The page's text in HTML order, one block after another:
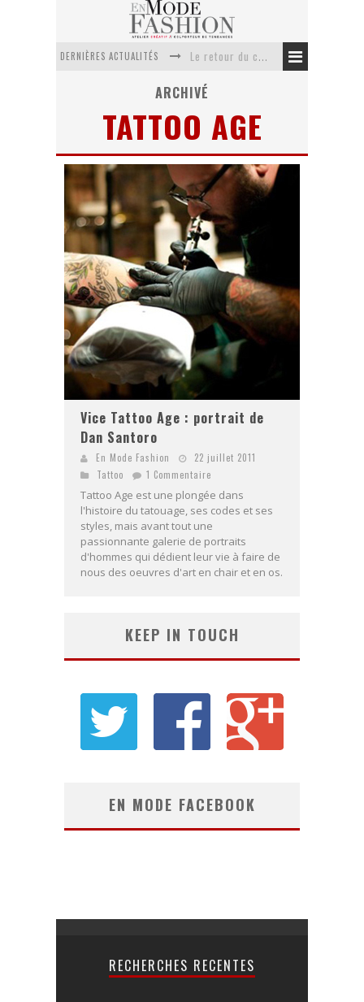
DERNIÈRES ACTUALITÉS
Le retour du cachemire version casual
La trousse de toilette : l’accessoire indispensable de voyage
Week-end spa en automne : quel maillot de bain choisir ?
Pourquoi le costume sur mesure à Paris est un incontournable de l’élégance contemporaine ?
ARCHIVÉ
TATTOO AGE
Vice Tattoo Age : portrait de
Dan Santoro
En Mode Fashion
22 juillet 2011
Tattoo
1 Commentaire
Tattoo Age est une plongée dans
l'histoire du tatouage, ses codes et ses
styles, mais avant tout une
passionnante galerie de portraits
d'hommes qui dédient leur vie à faire de
nous des oeuvres d'art en chair et en os.
KEEP IN TOUCH
EN MODE FACEBOOK
RECHERCHES RECENTES